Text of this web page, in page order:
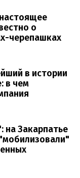
о
черепашках
в истории
в чем
на Закарпатье